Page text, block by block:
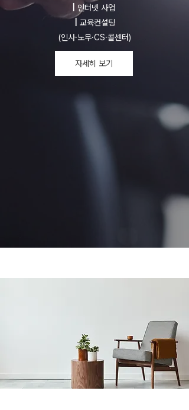
인터넷 사업
교육컨설팅
(인사·노무·CS·콜센터)
자세히 보기